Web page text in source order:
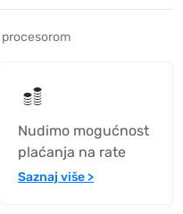
procesorom
Nudimo mogućnost
plaćanja na rate
Saznaj više >